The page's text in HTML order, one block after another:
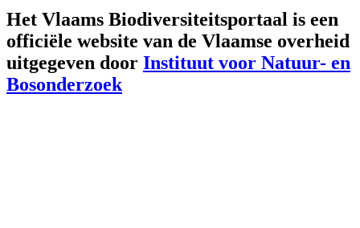
Het Vlaams Biodiversiteitsportaal is een
officiële website van de Vlaamse overheid
uitgegeven door Instituut voor Natuur- en
Bosonderzoek